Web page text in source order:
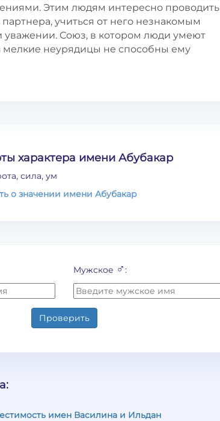
Этим людям интересно проводить
учиться от него незнакомым
Союз, в котором люди умеют
мелкие неурядицы не способны ему
характера имени Абубакар
сила, ум
о значении имени Абубакар
Мужское ♂:
Проверить
имен Василина и Ильдан